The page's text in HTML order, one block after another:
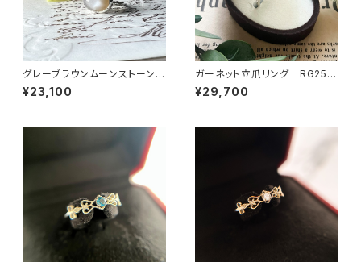
グレーブラウンムーンストーンリ
ング RG24-248
¥23,100
ガーネット立爪リング RG25-
255
¥29,700